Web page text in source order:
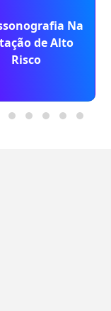
Na
de Alto
Risco